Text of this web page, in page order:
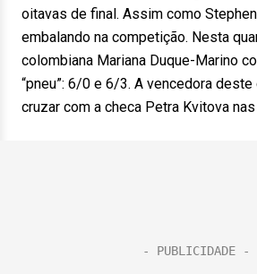
oitavas de final. Assim como
embalando na competição. Nesta
colombiana Mariana Duque-Marino
“pneu”: 6/0 e 6/3. A vencedora
cruzar com a checa Petra Kvitova